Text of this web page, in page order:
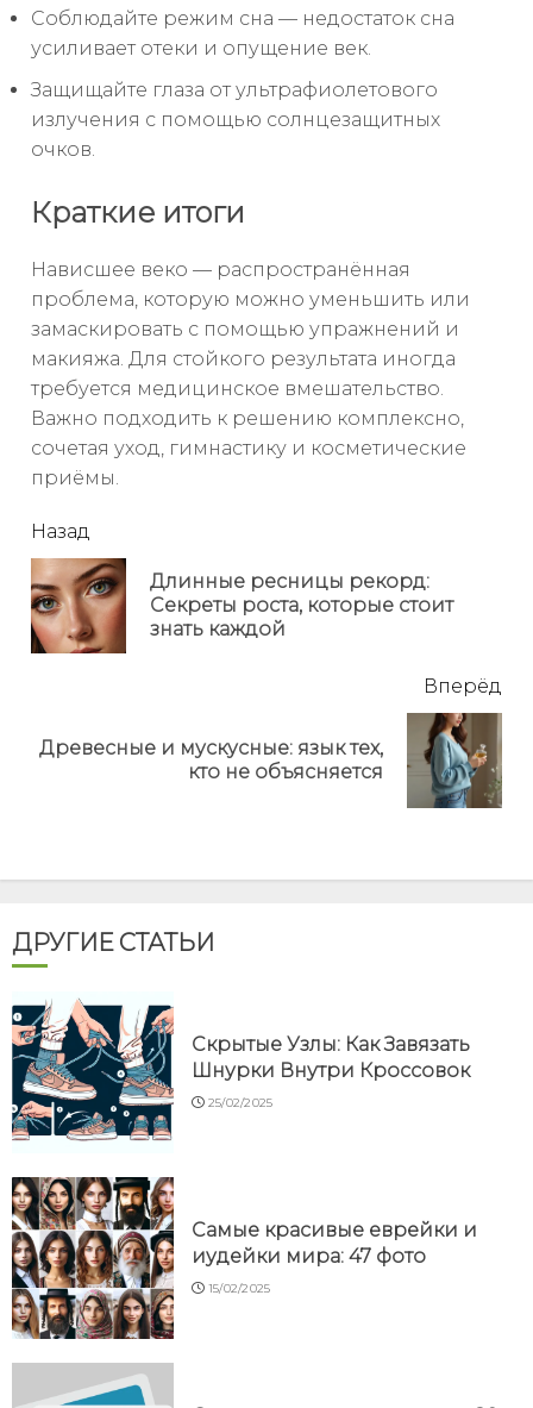
Соблюдайте режим сна — недостаток сна
усиливает отеки и опущение век.
Защищайте глаза от ультрафиолетового
излучения с помощью солнцезащитных
очков.
Краткие итоги
Нависшее веко — распространённая
проблема, которую можно уменьшить или
замаскировать с помощью упражнений и
макияжа. Для стойкого результата иногда
требуется медицинское вмешательство.
Важно подходить к решению комплексно,
сочетая уход, гимнастику и косметические
приёмы.
читать
еще
Назад
Длинные ресницы рекорд:
Секреты роста, которые стоит
знать каждой
Вперёд
Next
Древесные и мускусные: язык тех,
кто не объясняется
ДРУГИЕ СТАТЬИ
Скрытые Узлы: Как Завязать
Шнурки Внутри Кроссовок
25/02/2025
Самые красивые еврейки и
иудейки мира: 47 фото
15/02/2025